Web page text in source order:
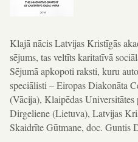
Klajā nācis Latvijas Kristīgās
sējums, tas veltīts karitatīvā
Sējumā apkopoti raksti, kuru
speciālisti – Eiropas Diakonāta
(Vācija), Klaipēdas
Dirgeliene (Lietuva), Latvijas
Skaidrīte Gūtmane, doc.